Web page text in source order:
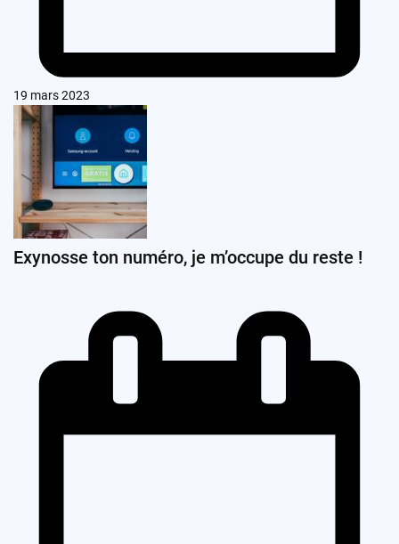
19 mars 2023
Exynosse ton numéro, je m’occupe du reste !